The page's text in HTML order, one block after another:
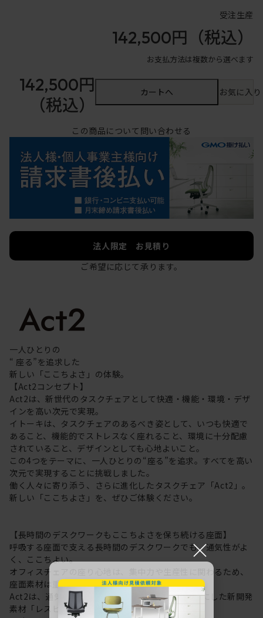
受注生産
142,500円 （税込）
お支払方法は複数から選べます
142,500円
（税込）
カートへ お気に入
この商品について問い合わせる
法人限定 お見積り
ご希望に応じて承ります。
一人ひとりの
“ 座る”を追求した
新しい「ここちよさ」の体験。
【Act2コンセプト】
Act2は、新世代のタスクチェアとして快適・機能・環境・デザ
インを高い次元で実現。
イトーキは、タスクチェアのあるべき姿として、いつも快適で
あること、機能的でストレスなく座れること、環境に十分配慮
されていること、デザインとしても心地よいこと。
この4つをテーマに、一人ひとりの“座る”を追求。すべてを高い
次元で実現することに挑戦しました。
働く人々に寄り添う、さらに進化したタスクチェア「Act2」。
新しい「ここちよさ」を、ぜひご体験ください。
【長時間のデスクワークもここちよさを保ち続ける座面】
呼吸する座面で支える長時間のデスクワークでも、通気性がよ
く、ここちよい。
オフィスチェアの座り心地は、集中力や生産性に関わるため、
座面素材は重要なポイントに。
Act2は、通気性にすぐれた “呼吸する座面”を可能にした新開発
素材「レスピテック」を採用。
×